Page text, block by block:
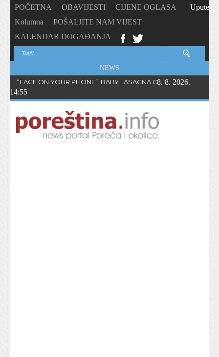
POČETNA OBAVIJESTI
CIJENE OGLASA
Kolumna
POŠALJITE NAM VIJEST
KALENDAR DOGAĐANJA
Upute
NEWS
“FACE ON YOUR PHONE”: BABY LASAGNA OBJAVIO NOVI
8. 8. 2026.
14:55